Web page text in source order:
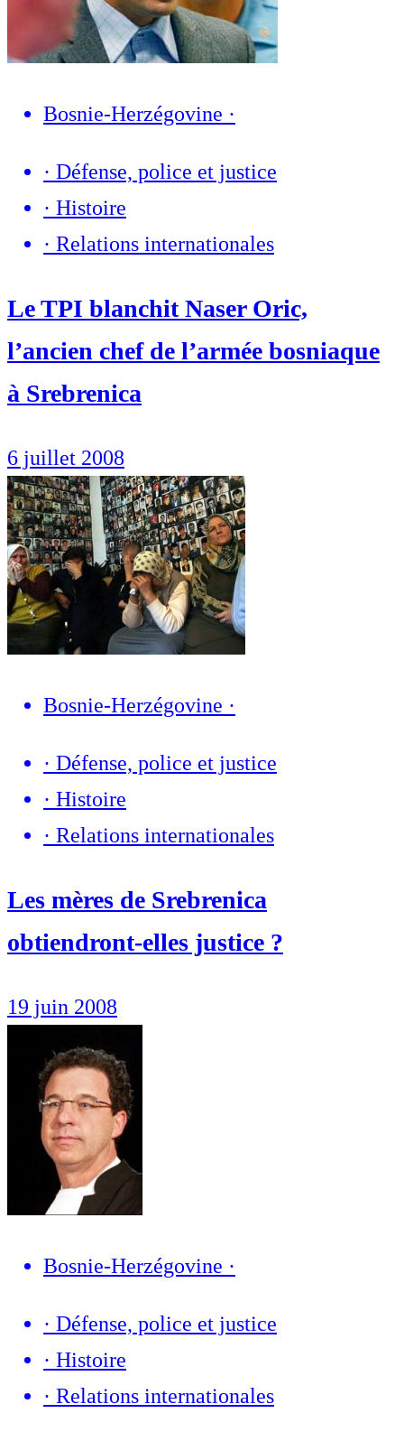
Bosnie-Herzégovine ·
· Défense, police et justice
· Histoire
· Relations internationales
Le TPI blanchit Naser Oric,
l’ancien chef de l’armée bosniaque
à Srebrenica
6 juillet 2008
Bosnie-Herzégovine ·
· Défense, police et justice
· Histoire
· Relations internationales
Les mères de Srebrenica
obtiendront-elles justice ?
19 juin 2008
Bosnie-Herzégovine ·
· Défense, police et justice
· Histoire
· Relations internationales